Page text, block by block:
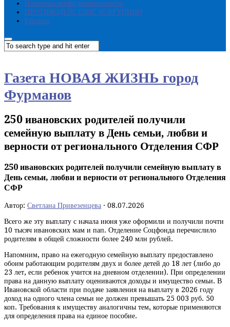
Политика конфиденциальности
ПРОТИВОДЕЙСТВИЕ КОРРУПЦИИ
Реклама
Газета НОВАЯ ЖИЗНЬ город
Фурманов
250 ивановских родителей получили
семейную выплату в День семьи, любви и
верности от регионального Отделения СФР
250 ивановских родителей получили семейную выплату в
День семьи, любви и верности от регионального Отделения
СФР
Автор: Светлана Привезенцева · 08.07.2026
Всего же эту выплату с начала июня уже оформили и получили почти
10 тысяч ивановских мам и пап. Отделение Соцфонда перечислило
родителям в общей сложности более 240 млн рублей.
Напомним, право на ежегодную семейную выплату предоставлено
обоим работающим родителям двух и более детей до 18 лет (либо до
23 лет, если ребенок учится на дневном отделении). При определении
права на данную выплату оцениваются доходы и имущество семьи. В
Ивановской области при подаче заявления на выплату в 2026 году
доход на одного члена семьи не должен превышать 25 003 руб. 50
коп. Требования к имуществу аналогичны тем, которые применяются
для определения права на единое пособие.